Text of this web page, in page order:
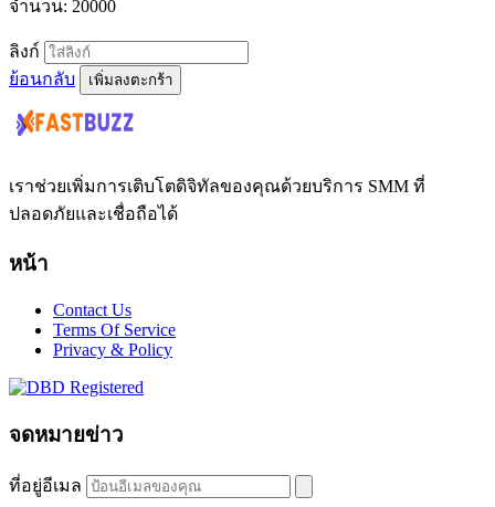
จำนวน: 20000
ลิงก์
ย้อนกลับ
เพิ่มลงตะกร้า
เราช่วยเพิ่มการเติบโตดิจิทัลของคุณด้วยบริการ SMM ที่
ปลอดภัยและเชื่อถือได้
หน้า
Contact Us
Terms Of Service
Privacy & Policy
จดหมายข่าว
ที่อยู่อีเมล